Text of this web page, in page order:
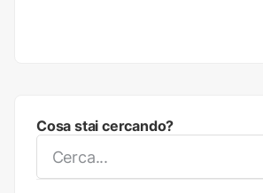
Cosa stai cercando?